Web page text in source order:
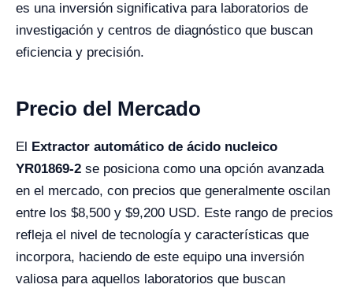
es una inversión significativa para laboratorios de
investigación y centros de diagnóstico que buscan
eficiencia y precisión.
Precio del Mercado
El
Extractor automático de ácido nucleico
YR01869-2 se posiciona como una opción avanzada
en el mercado, con precios que generalmente oscilan
entre los $8,500 y $9,200 USD. Este rango de precios
refleja el nivel de tecnología y características que
incorpora, haciendo de este equipo una inversión
valiosa para aquellos laboratorios que buscan